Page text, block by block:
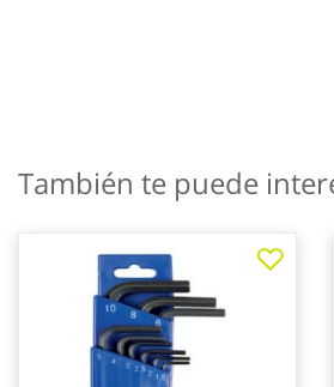
de
También te puede